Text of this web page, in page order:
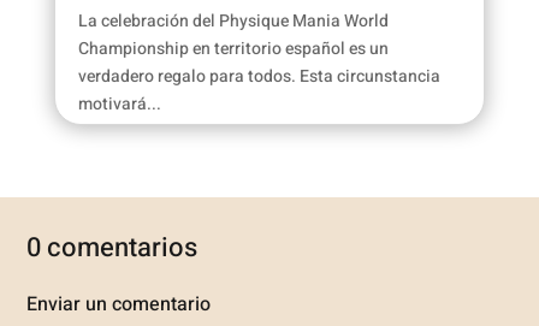
La celebración del Physique Mania World
Championship en territorio español es un
verdadero regalo para todos. Esta circunstancia
motivará...
0 comentarios
Enviar un comentario